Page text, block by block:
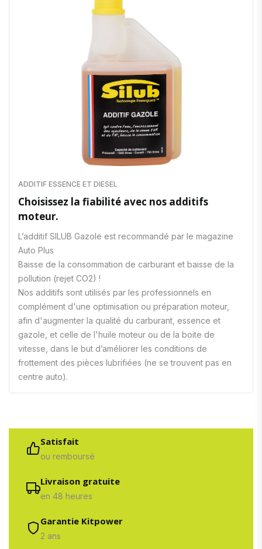
ADDITIF ESSENCE ET DIESEL
Choisissez la fiabilité avec nos additifs
moteur.
L’additif SILUB Gazole est recommandé par le magazine
Auto Plus
Baisse de la consommation de carburant et baisse de la
pollution (rejet CO2) !
Nos additifs sont utilisés par les professionnels en
complément d'une optimisation ou préparation moteur,
afin d'augmenter la qualité du carburant, essence et
gazole, et celle de l'huile moteur ou de la boite de
vitesse, dans le but d’améliorer les conditions de
frottement des pièces lubrifiées (ne se trouvent pas en
centre auto).
Satisfait
ou remboursé
Livraison gratuite
en 48 heures
Garantie Kitpower
2 ans